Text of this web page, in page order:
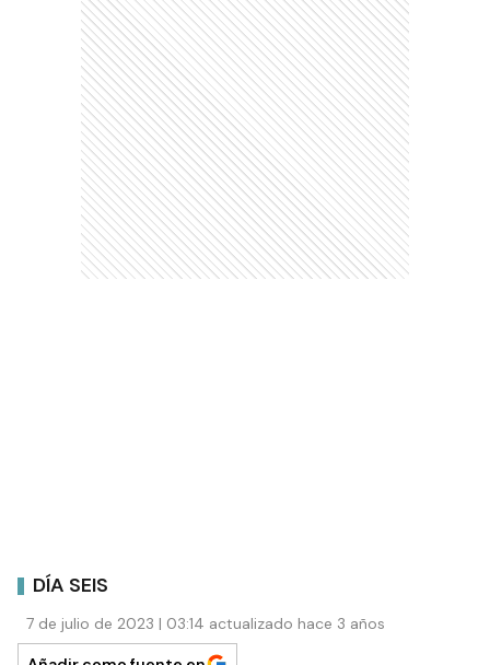
DÍA SEIS
7 de julio de 2023 | 03:14 actualizado hace 3 años